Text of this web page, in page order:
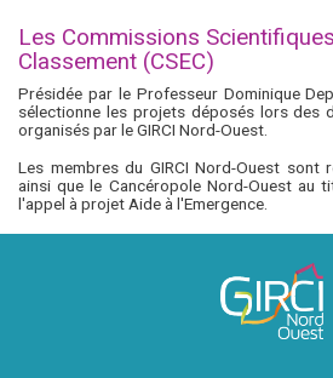
Les Commissions
Classement (CSEC)
Présidée par le Professeur Dominique
sélectionne les projets déposés lors des
organisés par le GIRCI Nord-Ouest.
Les membres du GIRCI Nord-Ouest sont
ainsi que le Cancéropole Nord-Ouest au
l'appel à projet Aide à l'Emergence.